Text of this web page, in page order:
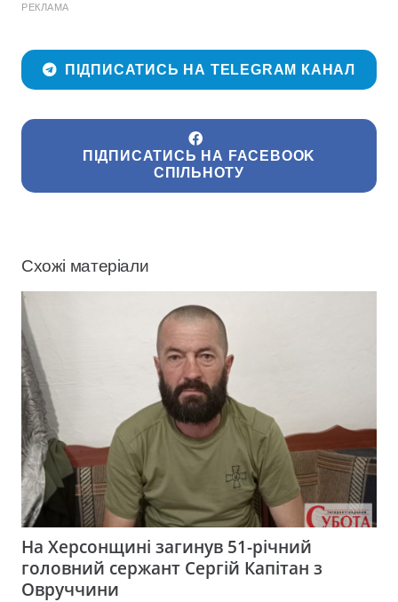
РЕКЛАМА
ПІДПИСАТИСЬ НА TELEGRAM КАНАЛ
ПІДПИСАТИСЬ НА FACEBOOK
СПІЛЬНОТУ
Схожі матеріали
На Херсонщині загинув 51-річний
головний сержант Сергій Капітан з
Овруччини